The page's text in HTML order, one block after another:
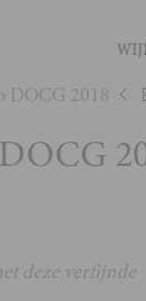
DOCG 2018
deze verfijnde